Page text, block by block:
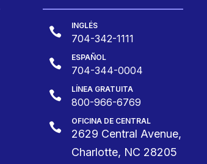
 INGLÉS
704-342-1111
 ESPAÑOL
704-344-0004
 LÍNEA GRATUITA
800-966-6769
 OFICINA DE CENTRAL
2629 Central Avenue,
Charlotte, NC 28205